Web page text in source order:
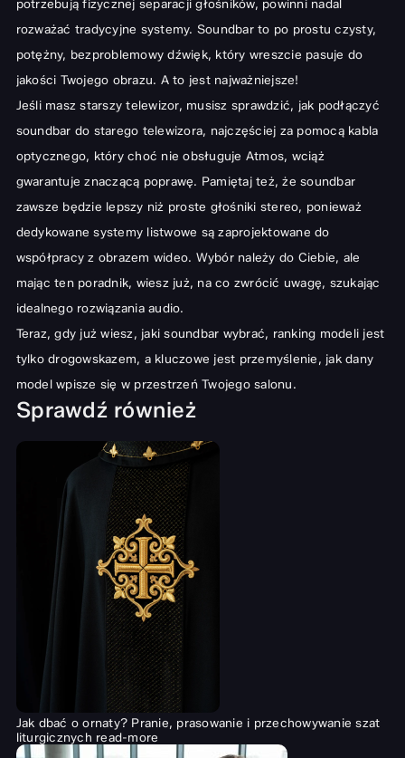
potrzebują fizycznej separacji głośników, powinni nadal
rozważać tradycyjne systemy. Soundbar to po prostu czysty,
potężny, bezproblemowy dźwięk, który wreszcie pasuje do
jakości Twojego obrazu. A to jest najważniejsze!
Jeśli masz starszy telewizor, musisz sprawdzić, jak podłączyć
soundbar do starego telewizora, najczęściej za pomocą kabla
optycznego, który choć nie obsługuje Atmos, wciąż
gwarantuje znaczącą poprawę. Pamiętaj też, że soundbar
zawsze będzie lepszy niż proste głośniki stereo, ponieważ
dedykowane systemy listwowe są zaprojektowane do
współpracy z obrazem wideo. Wybór należy do Ciebie, ale
mając ten poradnik, wiesz już, na co zwrócić uwagę, szukając
idealnego rozwiązania audio.
Teraz, gdy już wiesz, jaki soundbar wybrać, ranking modeli jest
tylko drogowskazem, a kluczowe jest przemyślenie, jak dany
model wpisze się w przestrzeń Twojego salonu.
Sprawdź również
Jak dbać o ornaty? Pranie, prasowanie i przechowywanie szat
liturgicznych read-more